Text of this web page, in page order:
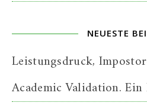
NEUESTE
Leistungsdruck,
Academic Validation. Ein